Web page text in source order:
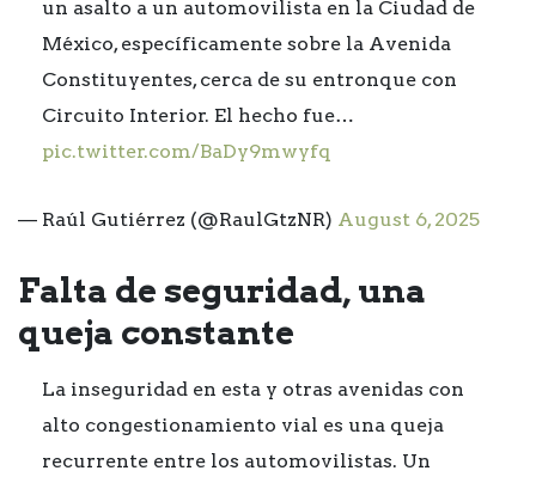
un asalto a un automovilista en la Ciudad de
México, específicamente sobre la Avenida
Constituyentes, cerca de su entronque con
Circuito Interior. El hecho fue…
pic.twitter.com/BaDy9mwyfq
— Raúl Gutiérrez (@RaulGtzNR) August 6, 2025
Falta de seguridad, una
queja constante
La inseguridad en esta y otras avenidas con
alto congestionamiento vial es una queja
recurrente entre los automovilistas. Un